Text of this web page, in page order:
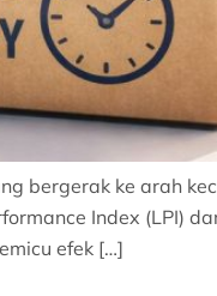
bergerak ke arah
Index (LPI)
efek […]